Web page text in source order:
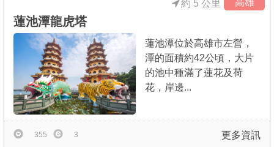
高雄
蓮池潭龍虎塔
約 5 公里
蓮池潭位於高雄市左營，
潭的面積約42公頃，大片
的池中種滿了蓮花及荷
花，岸邊...
更多資訊
355 3